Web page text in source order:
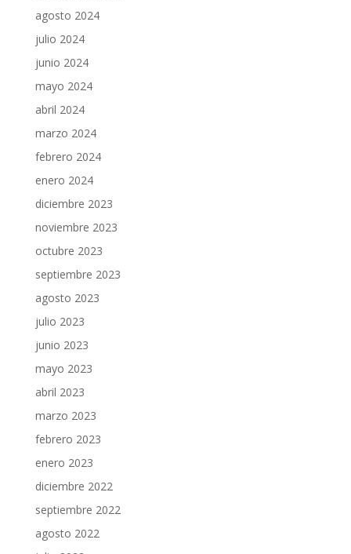
agosto 2024
julio 2024
junio 2024
mayo 2024
abril 2024
marzo 2024
febrero 2024
enero 2024
diciembre 2023
noviembre 2023
octubre 2023
septiembre 2023
agosto 2023
julio 2023
junio 2023
mayo 2023
abril 2023
marzo 2023
febrero 2023
enero 2023
diciembre 2022
septiembre 2022
agosto 2022